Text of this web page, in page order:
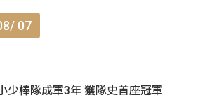
07
少棒隊成軍3年 獲隊史首座冠軍